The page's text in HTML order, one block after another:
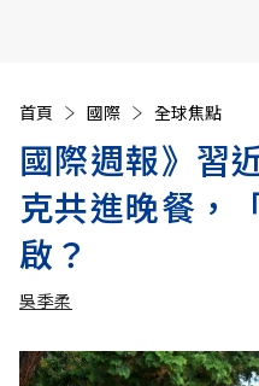
首頁 國際 全球焦點
國際週報》習
克共進晚餐，
啟？
吳季柔